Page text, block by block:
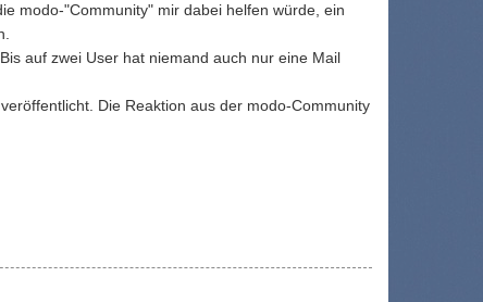
modo-"Community" mir dabei helfen würde, ein
auf zwei User hat niemand auch nur eine Mail
Die Reaktion aus der modo-Community